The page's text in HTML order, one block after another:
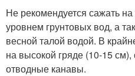
Не рекомендуется сажать
уровнем грунтовых вод, а
весной талой водой. В
на высокой гряде (10-15
отводные канавы.